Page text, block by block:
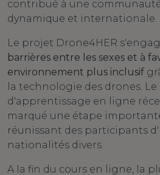
contribué à une
dynamique et internationale.
Le projet Drone4HER
barrières entre les sexes et à
environnement plus inclusif
la technologie des drones. Le
d'apprentissage en ligne
marqué une étape
réunissant des participants
nationalités divers.
A la fin du cours en ligne, la